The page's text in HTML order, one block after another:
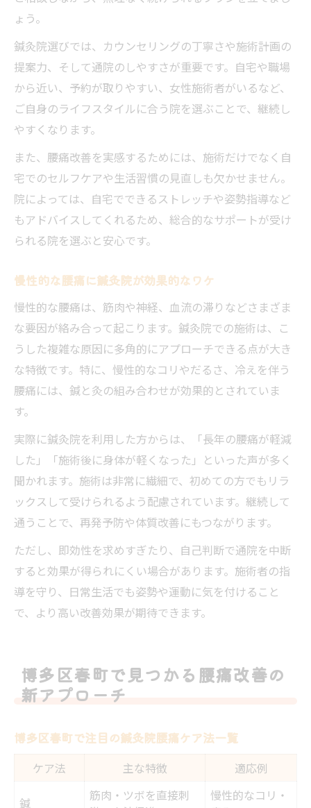
ょう。
鍼灸院選びでは、カウンセリングの丁寧さや施術計画の
提案力、そして通院のしやすさが重要です。自宅や職場
から近い、予約が取りやすい、女性施術者がいるなど、
ご自身のライフスタイルに合う院を選ぶことで、継続し
やすくなります。
また、腰痛改善を実感するためには、施術だけでなく自
宅でのセルフケアや生活習慣の見直しも欠かせません。
院によっては、自宅でできるストレッチや姿勢指導など
もアドバイスしてくれるため、総合的なサポートが受け
られる院を選ぶと安心です。
慢性的な腰痛に鍼灸院が効果的なワケ
慢性的な腰痛は、筋肉や神経、血流の滞りなどさまざま
な要因が絡み合って起こります。鍼灸院での施術は、こ
うした複雑な原因に多角的にアプローチできる点が大き
な特徴です。特に、慢性的なコリやだるさ、冷えを伴う
腰痛には、鍼と灸の組み合わせが効果的とされていま
す。
実際に鍼灸院を利用した方からは、「長年の腰痛が軽減
した」「施術後に身体が軽くなった」といった声が多く
聞かれます。施術は非常に繊細で、初めての方でもリラ
ックスして受けられるよう配慮されています。継続して
通うことで、再発予防や体質改善にもつながります。
ただし、即効性を求めすぎたり、自己判断で通院を中断
すると効果が得られにくい場合があります。施術者の指
導を守り、日常生活でも姿勢や運動に気を付けること
で、より高い改善効果が期待できます。
博多区春町で見つかる腰痛改善の
新アプローチ
博多区春町で注目の鍼灸院腰痛ケア法一覧
ケア法 主な特徴 適応例
鍼
筋肉・ツボを直接刺
慢性的なコリ・